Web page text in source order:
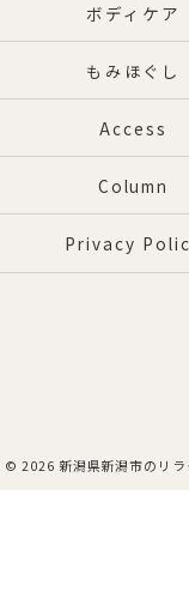
ボディケア
もみほぐし
Access
Column
Privacy
© 2026 新潟県新潟市のリ